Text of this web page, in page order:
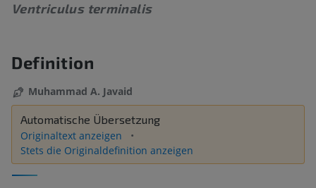
Ventriculus terminalis
Definition
Muhammad A. Javaid
Automatische Übersetzung
Originaltext anzeigen
Stets die Originaldefinition anzeigen